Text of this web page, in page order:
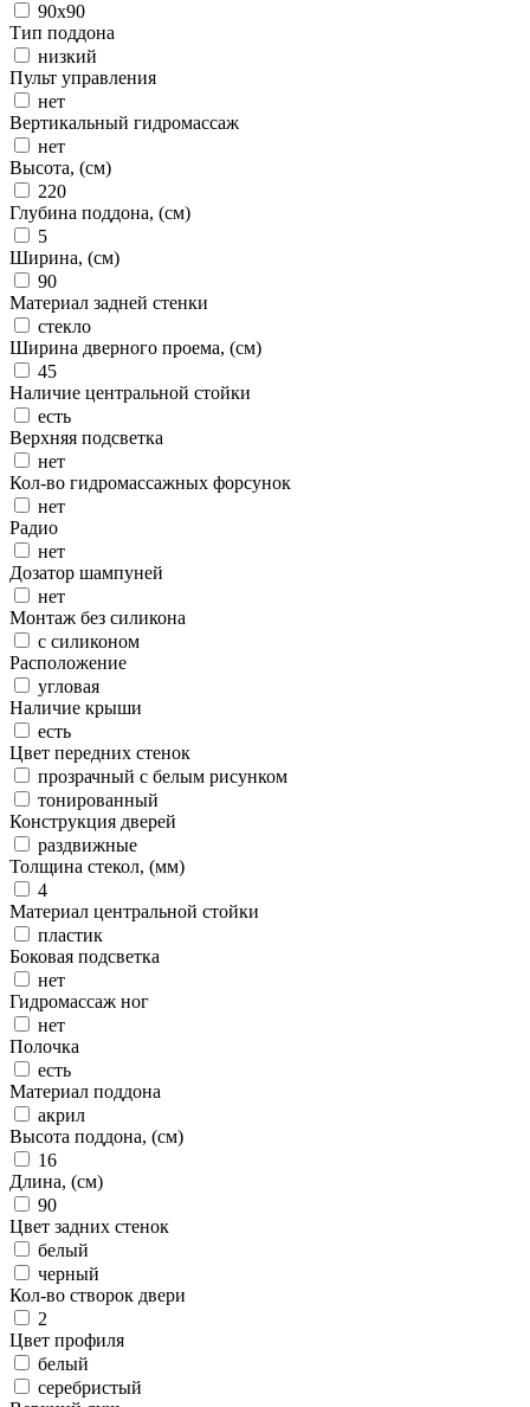
90x90
Тип поддона
низкий
Пульт управления
нет
Вертикальный гидромассаж
нет
Высота, (см)
220
Глубина поддона, (см)
5
Ширина, (см)
90
Материал задней стенки
стекло
Ширина дверного проема, (см)
45
Наличие центральной стойки
есть
Верхняя подсветка
нет
Кол-во гидромассажных форсунок
нет
Радио
нет
Дозатор шампуней
нет
Монтаж без силикона
с силиконом
Расположение
угловая
Наличие крыши
есть
Цвет передних стенок
прозрачный с белым рисунком
тонированный
Конструкция дверей
раздвижные
Толщина стекол, (мм)
4
Материал центральной стойки
пластик
Боковая подсветка
нет
Гидромассаж ног
нет
Полочка
есть
Материал поддона
акрил
Высота поддона, (см)
16
Длина, (см)
90
Цвет задних стенок
белый
черный
Кол-во створок двери
2
Цвет профиля
белый
серебристый